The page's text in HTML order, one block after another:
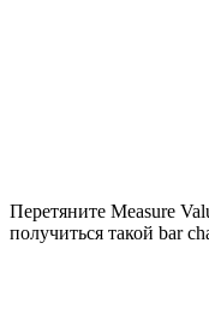
Перетяните Measure
получиться такой bar